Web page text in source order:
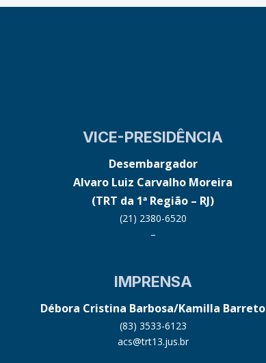
VICE-PRESIDÊNCIA
Desembargador
Alvaro Luiz Carvalho Moreira
(TRT da 1ª Região – RJ)
(21) 2380-6520
–
IMPRENSA
Débora Cristina Barbosa/Kamilla Barreto
(83) 3533-6123
acs@trt13.jus.br